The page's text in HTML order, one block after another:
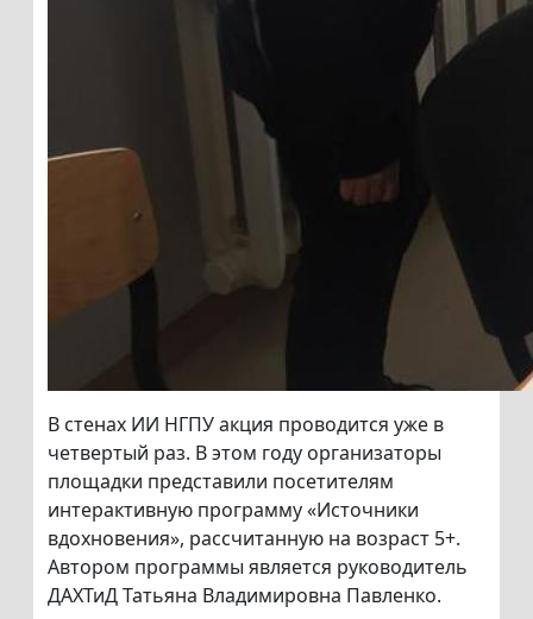
В стенах ИИ НГПУ акция проводится уже в
четвертый раз. В этом году организаторы
площадки представили посетителям
интерактивную программу «Источники
вдохновения», рассчитанную на возраст 5+.
Автором программы является руководитель
ДАХТиД Татьяна Владимировна Павленко.